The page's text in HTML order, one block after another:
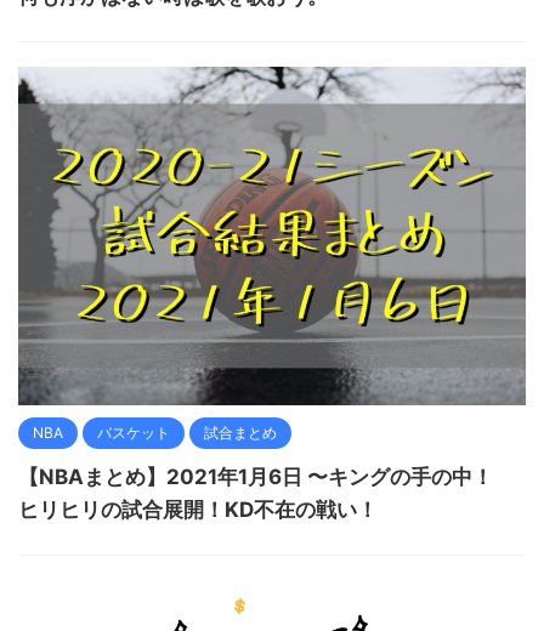
NBA バスケット 試合まとめ
【NBAまとめ】2021年1月6日 〜キングの手の中！
ヒリヒリの試合展開！KD不在の戦い！